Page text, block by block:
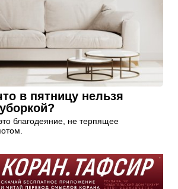
в пятницу нельзя
благодеяние, не терпящее